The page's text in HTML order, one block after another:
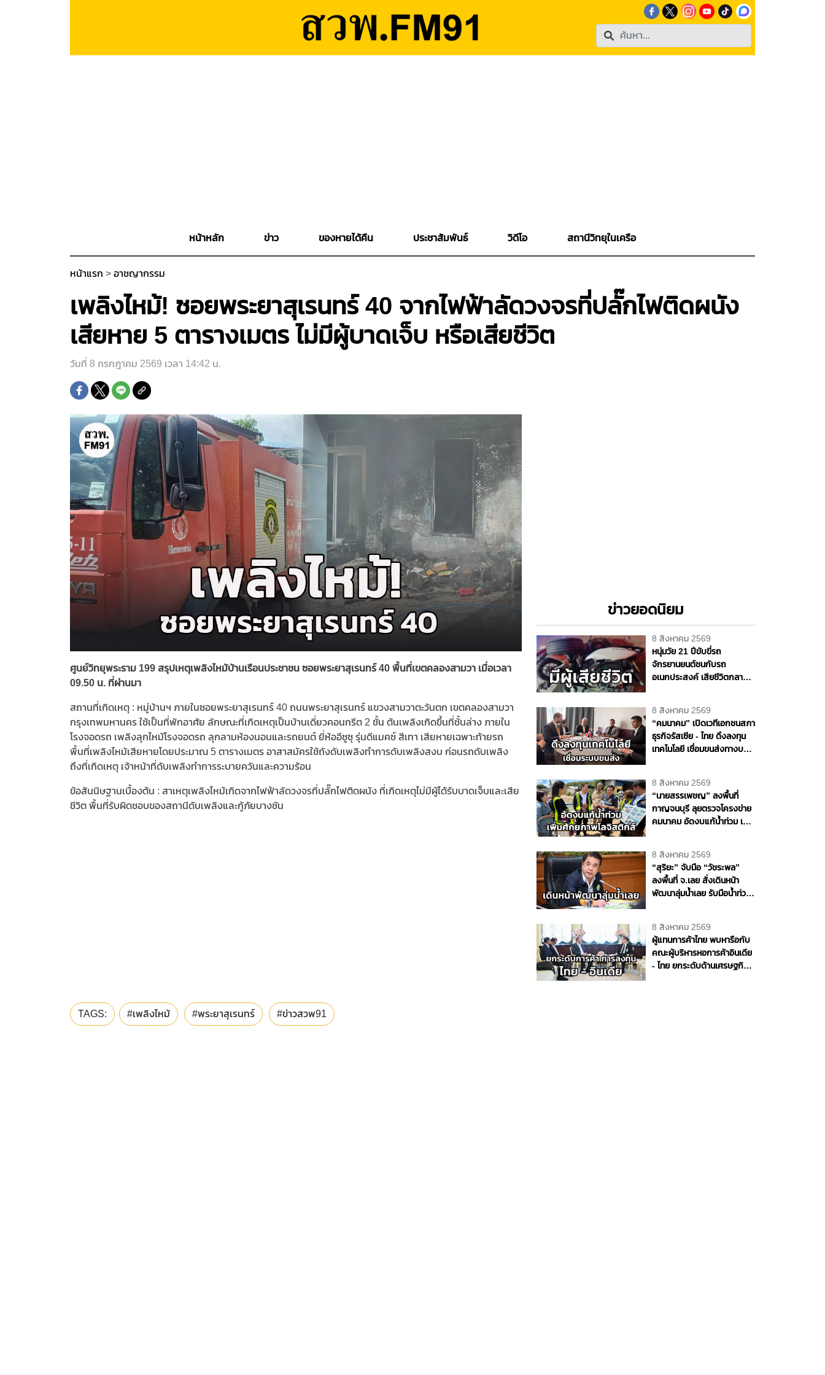
หน้าหลัก ข่าว ของหายได้คืน ประชาสัมพันธ์ วิดีโอ สถานีวิทยุในเครือ
หน้าแรก > อาชญากรรม
เพลิงไหม้! ซอยพระยาสุเรนทร์ 40 จากไฟฟ้าลัดวงจรที่ปลั๊กไฟติดผนัง
เสียหาย 5 ตารางเมตร ไม่มีผู้บาดเจ็บ หรือเสียชีวิต
วันที่ 8 กรกฎาคม 2569 เวลา 14:42 น.
ศูนย์วิทยุพระราม 199 สรุปเหตุเพลิงไหม้บ้านเรือนประชาชน ซอยพระยาสุเรนทร์ 40 พื้นที่เขตคลองสามวา เมื่อเวลา
09.50 น. ที่ผ่านมา
สถานที่เกิดเหตุ : หมู่บ้านฯ ภายในซอยพระยาสุเรนทร์ 40 ถนนพระยาสุเรนทร์ แขวงสามวาตะวันตก เขตคลองสามวา
กรุงเทพมหานคร ใช้เป็นที่พักอาศัย ลักษณะที่เกิดเหตุเป็นบ้านเดี่ยวคอนกรีต 2 ชั้น ต้นเพลิงเกิดขึ้นที่ชั้นล่าง ภายใน
โรงจอดรถ เพลิงลุกไหม้โรงจอดรถ ลุกลามห้องนอนและรถยนต์ ยี่ห้ออีซูซุ รุ่นดีแมคซ์ สีเทา เสียหายเฉพาะท้ายรถ
พื้นที่เพลิงไหม้เสียหายโดยประมาณ 5 ตารางเมตร อาสาสมัครใช้ถังดับเพลิงทำการดับเพลิงสงบ ก่อนรถดับเพลิง
ถึงที่เกิดเหตุ เจ้าหน้าที่ดับเพลิงทำการระบายควันและความร้อน
ข้อสันนิษฐานเบื้องต้น : สาเหตุเพลิงไหม้เกิดจากไฟฟ้าลัดวงจรที่ปลั๊กไฟติดผนัง ที่เกิดเหตุไม่มีผู้ได้รับบาดเจ็บและเสีย
ชีวิต พื้นที่รับผิดชอบของสถานีดับเพลิงและกู้ภัยบางชัน
ข่าวยอดนิยม
8 สิงหาคม 2569
หนุ่มวัย 21 ปีขับขี่รถ
จักรยานยนต์ชนกับรถ
อเนกประสงค์ เสียชีวิตกลาง
8 สิงหาคม 2569
“คมนาคม” เปิดเวทีเอกชนสภา
ธุรกิจรัสเซีย - ไทย ดึงลงทุน
เทคโนโลยี เชื่อมขนส่งทางบก -
8 สิงหาคม 2569
“นายสรรเพชญ” ลงพื้นที่
กาญจนบุรี ลุยตรวจโครงข่าย
คมนาคม อัดงบแก้น้ำท่วม เพิ่ม
8 สิงหาคม 2569
“สุริยะ” จับมือ “วัชระพล”
ลงพื้นที่ จ.เลย สั่งเดินหน้า
พัฒนาลุ่มน้ำเลย รับมือน้ำท่วม
แนวพระราชดำริ หนุนความ
มั่นคงด้านน้ำให้ประชาชนและ
ภาคการเกษตร
8 สิงหาคม 2569
ผู้แทนการค้าไทย พบหารือกับ
คณะผู้บริหารหอการค้าอินเดีย
- ไทย ยกระดับด้านเศรษฐกิจ
TAGS: #เพลิงไหม้ #พระยาสุเรนทร์ #ข่าวสวพ91